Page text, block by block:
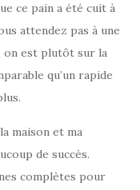
ce pain a été cuit à
attendez pas à une
on est plutôt sur la
qu’un rapide
maison et ma
de succès.
complètes pour